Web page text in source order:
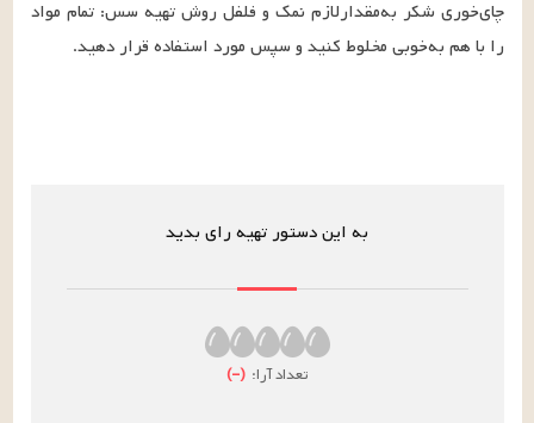
را با هم به‌خوبی مخلوط کنید و سپس مورد استفاده قرار دهید.
به این دستور تهیه رای بدید
تعداد آرا: (
–
)